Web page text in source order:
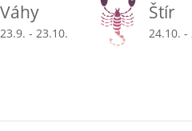
Váhy
23.9. - 23.10.
Štír
24.10. -